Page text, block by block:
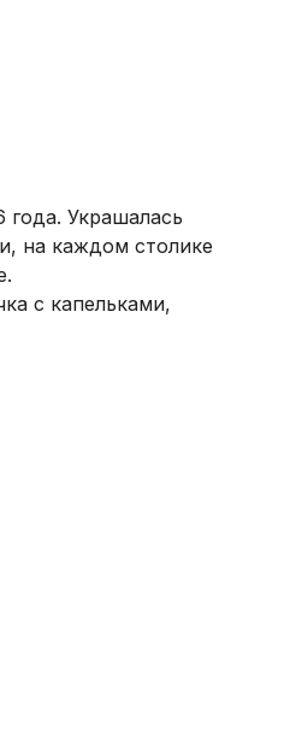
Украшалась
на каждом столике
с капельками,